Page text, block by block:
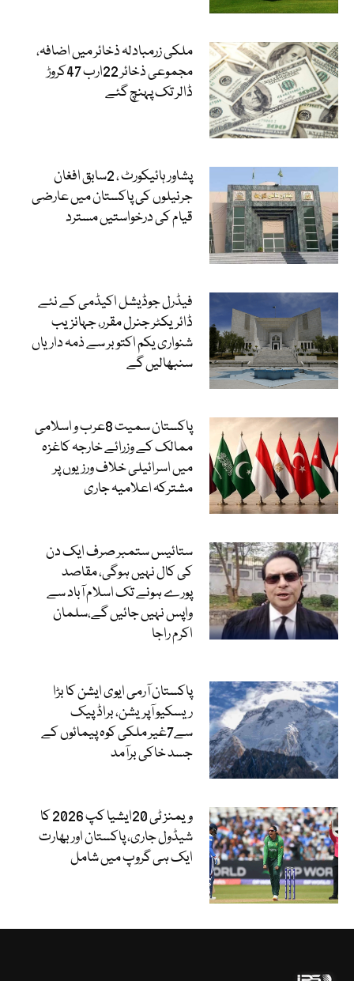
ملکی زرمبادلہ ذخائر میں اضافہ،
مجموعی ذخائر 22ارب 47کروڑ
ڈالر تک پہنچ گئے
پشاور ہائیکورٹ ، 2سابق افغان
جرنیلوں کی پاکستان میں عارضی
قیام کی درخواستیں مسترد
فیڈرل جوڈیشل اکیڈمی کے نئے
ڈائریکٹر جنرل مقرر، جہانزیب
شنواری یکم اکتوبر سے ذمہ داریاں
سنبھالیں گے
پاکستان سمیت 8عرب و اسلامی
ممالک کے وزرائے خارجہ کاغزہ
میں اسرائیلی خلاف ورزیوں پر
مشترکہ اعلامیہ جاری
ستائیس ستمبر صرف ایک دن
کی کال نہیں ہوگی، مقاصد
پورے ہونے تک اسلام آباد سے
واپس نہیں جائیں گے،سلمان
اکرم راجا
پاکستان آرمی ایوی ایشن کا بڑا
ریسکیو آپریشن، براڈ پیک
سے7غیر ملکی کوہ پیمائوں کے
جسد خاکی برآمد
ویمنز ٹی 20ایشیا کپ 2026 کا
شیڈول جاری، پاکستان اور بھارت
ایک ہی گروپ میں شامل